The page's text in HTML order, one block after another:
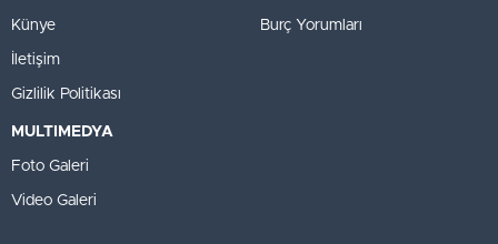
Künye
İletişim
Gizlilik Politikası
Burç Yorumları
MULTIMEDYA
Foto Galeri
Video Galeri